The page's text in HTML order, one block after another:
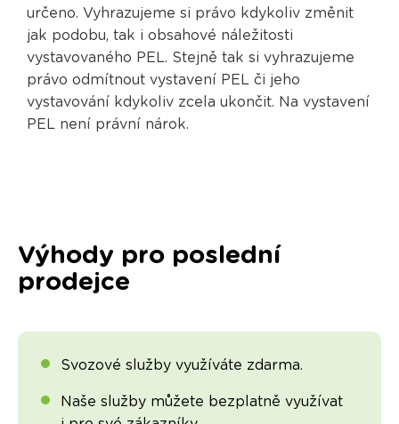
určeno. Vyhrazujeme si právo kdykoliv změnit
jak podobu, tak i obsahové náležitosti
vystavovaného PEL. Stejně tak si vyhrazujeme
právo odmítnout vystavení PEL či jeho
vystavování kdykoliv zcela ukončit. Na vystavení
PEL není právní nárok.
Výhody pro poslední
prodejce
Svozové služby využíváte zdarma.
Naše služby můžete bezplatně využívat